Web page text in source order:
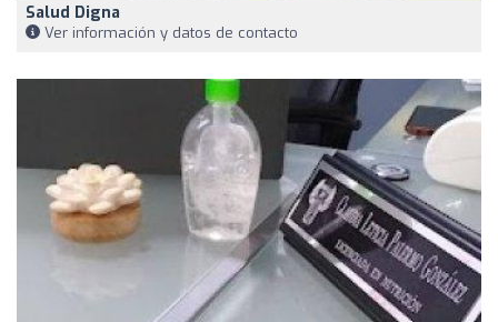
Salud Digna
Ver información y datos de contacto